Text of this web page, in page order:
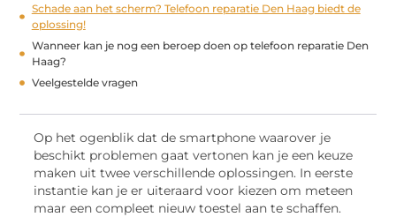
Schade aan het scherm? Telefoon reparatie Den Haag biedt de
oplossing!
Wanneer kan je nog een beroep doen op telefoon reparatie Den
Haag?
Veelgestelde vragen
Op het ogenblik dat de smartphone waarover je
beschikt problemen gaat vertonen kan je een keuze
maken uit twee verschillende oplossingen. In eerste
instantie kan je er uiteraard voor kiezen om meteen
maar een compleet nieuw toestel aan te schaffen.